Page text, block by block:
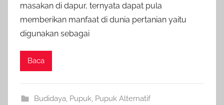
masakan di dapur, ternyata dapat pula
memberikan manfaat di dunia pertanian yaitu
digunakan sebagai
Baca
Budidaya Pupuk, Pupuk Alternatif